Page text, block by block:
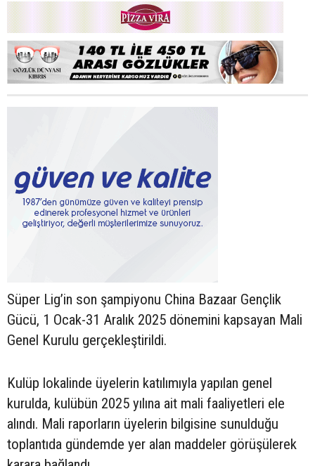
Süper Lig’in son şampiyonu China Bazaar Gençlik
Gücü, 1 Ocak-31 Aralık 2025 dönemini kapsayan Mali
Genel Kurulu gerçekleştirildi.
Kulüp lokalinde üyelerin katılımıyla yapılan genel
kurulda, kulübün 2025 yılına ait mali faaliyetleri ele
alındı. Mali raporların üyelerin bilgisine sunulduğu
toplantıda gündemde yer alan maddeler görüşülerek